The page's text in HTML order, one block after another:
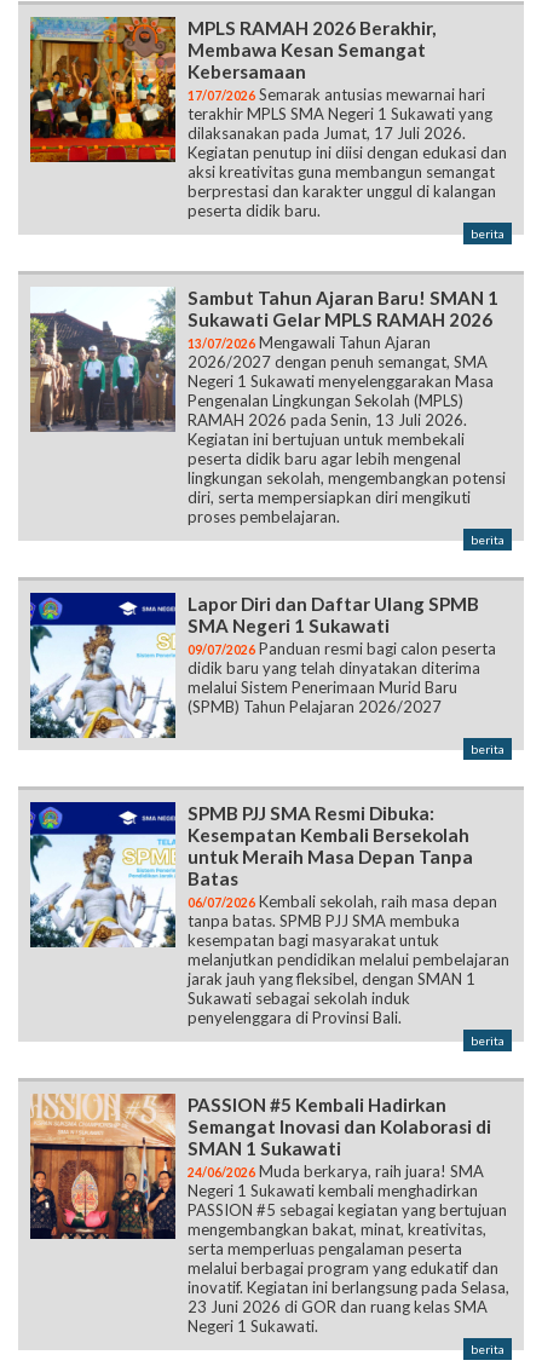
MPLS RAMAH 2026 Berakhir,
Membawa Kesan Semangat
Kebersamaan
17/07/2026 Semarak antusias mewarnai hari
terakhir MPLS SMA Negeri 1 Sukawati yang
dilaksanakan pada Jumat, 17 Juli 2026.
Kegiatan penutup ini diisi dengan edukasi dan
aksi kreativitas guna membangun semangat
berprestasi dan karakter unggul di kalangan
peserta didik baru.
berita
Sambut Tahun Ajaran Baru! SMAN 1
Sukawati Gelar MPLS RAMAH 2026
13/07/2026 Mengawali Tahun Ajaran
2026/2027 dengan penuh semangat, SMA
Negeri 1 Sukawati menyelenggarakan Masa
Pengenalan Lingkungan Sekolah (MPLS)
RAMAH 2026 pada Senin, 13 Juli 2026.
Kegiatan ini bertujuan untuk membekali
peserta didik baru agar lebih mengenal
lingkungan sekolah, mengembangkan potensi
diri, serta mempersiapkan diri mengikuti
proses pembelajaran.
berita
Lapor Diri dan Daftar Ulang SPMB
SMA Negeri 1 Sukawati
09/07/2026 Panduan resmi bagi calon peserta
didik baru yang telah dinyatakan diterima
melalui Sistem Penerimaan Murid Baru
(SPMB) Tahun Pelajaran 2026/2027
berita
SPMB PJJ SMA Resmi Dibuka:
Kesempatan Kembali Bersekolah
untuk Meraih Masa Depan Tanpa
Batas
06/07/2026 Kembali sekolah, raih masa depan
tanpa batas. SPMB PJJ SMA membuka
kesempatan bagi masyarakat untuk
melanjutkan pendidikan melalui pembelajaran
jarak jauh yang fleksibel, dengan SMAN 1
Sukawati sebagai sekolah induk
penyelenggara di Provinsi Bali.
berita
PASSION #5 Kembali Hadirkan
Semangat Inovasi dan Kolaborasi di
SMAN 1 Sukawati
24/06/2026 Muda berkarya, raih juara! SMA
Negeri 1 Sukawati kembali menghadirkan
PASSION #5 sebagai kegiatan yang bertujuan
mengembangkan bakat, minat, kreativitas,
serta memperluas pengalaman peserta
melalui berbagai program yang edukatif dan
inovatif. Kegiatan ini berlangsung pada Selasa,
23 Juni 2026 di GOR dan ruang kelas SMA
Negeri 1 Sukawati.
berita